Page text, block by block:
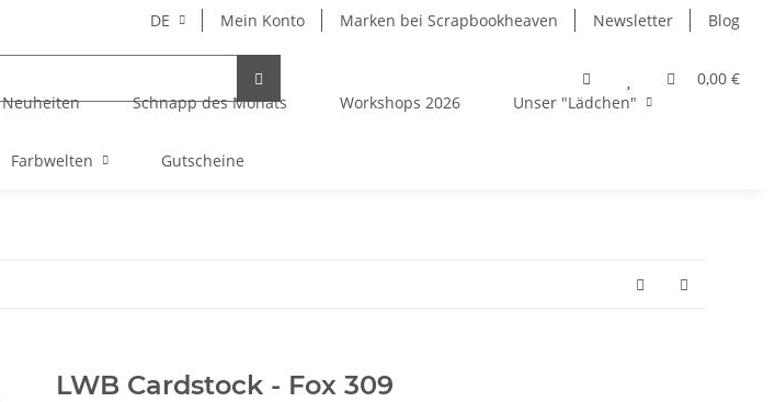
DE Mein Konto Marken bei Scrapbookheaven Newsletter Blog
0,00 €
Neuheiten Schnapp des Monats Workshops 2026 Unser "Lädchen"
Farbwelten Gutscheine
LWB Cardstock - Fox 309